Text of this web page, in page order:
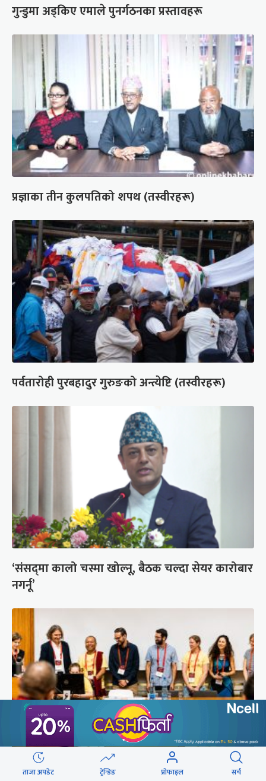
गुन्डुमा अड्किए एमाले पुनर्गठनका प्रस्तावहरू
प्रज्ञाका तीन कुलपतिको शपथ (तस्वीरहरू)
पर्वतारोही पुरबहादुर गुरुङको अन्त्येष्टि (तस्वीरहरू)
‘संसद्‍मा कालो चस्मा खोल्नू, बैठक चल्दा सेयर कारोबार
नगर्नू’
सुरक्षा रिपोर्ट : प्राज्ञिक आवरणमा तिब्बत पक्षीय भाष्य
ताजा अपडेट ट्रेन्डिङ प्रोफाइल सर्च